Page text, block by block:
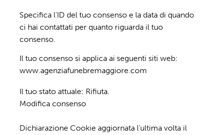
Specifica l’ID del tuo consenso e la data di quando
ci hai contattati per quanto riguarda il tuo
consenso.
Il tuo consenso si applica ai seguenti siti web:
www.agenziafunebremaggiore.com
Il tuo stato attuale: Rifiuta.
Modifica consenso
Dichiarazione Cookie aggiornata l'ultima volta il